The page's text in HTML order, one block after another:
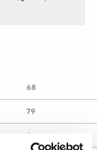
68
79
6